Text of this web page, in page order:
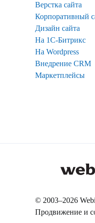
Верстка сайта
Корпоративный
Дизайн сайта
На 1С-Битрикс
На Wordpress
Внедрение CRM
Маркетплейсы
© 2003–2026
Продвижение и